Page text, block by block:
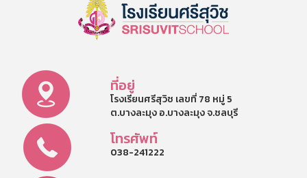
ที่อยู่
โรงเรียนศรีสุวิช เลขที่ 78 หมู่ 5
ต.บางละมุง อ.บางละมุง จ.ชลบุรี
โทรศัพท์
038-241222